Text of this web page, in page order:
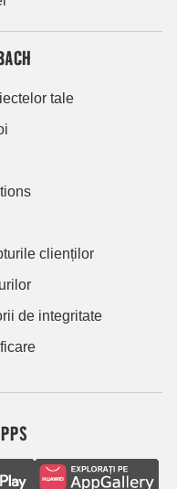
tale
clienților
de integritate